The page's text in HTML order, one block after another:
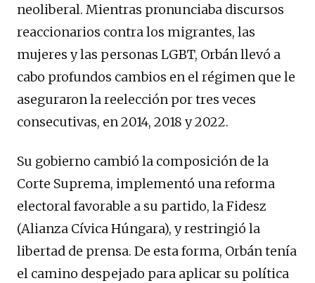
neoliberal. Mientras pronunciaba discursos
reaccionarios contra los migrantes, las
mujeres y las personas LGBT, Orbán llevó a
cabo profundos cambios en el régimen que le
aseguraron la reelección por tres veces
consecutivas, en 2014, 2018 y 2022.
Su gobierno cambió la composición de la
Corte Suprema, implementó una reforma
electoral favorable a su partido, la Fidesz
(Alianza Cívica Húngara), y restringió la
libertad de prensa. De esta forma, Orbán tenía
el camino despejado para aplicar su política